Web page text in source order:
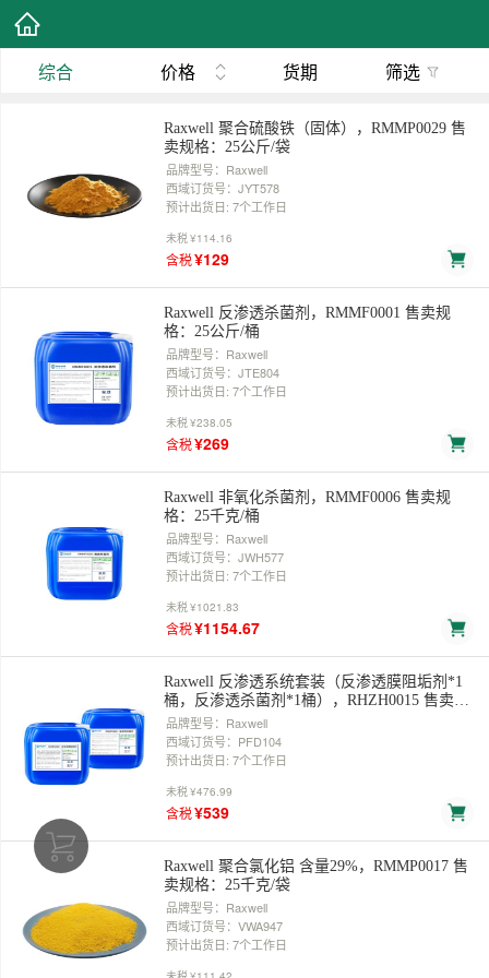
综合 价格 货期 筛选
Raxwell 聚合硫酸铁（固体），RMMP0029 售
卖规格：25公斤/袋
品牌型号：Raxwell
西域订货号：JYT578
预计出货日: 7个工作日
未税¥114.16
含税¥129
Raxwell 反渗透杀菌剂，RMMF0001 售卖规
格：25公斤/桶
品牌型号：Raxwell
西域订货号：JTE804
预计出货日: 7个工作日
未税¥238.05
含税¥269
Raxwell 非氧化杀菌剂，RMMF0006 售卖规
格：25千克/桶
品牌型号：Raxwell
西域订货号：JWH577
预计出货日: 7个工作日
未税¥1021.83
含税¥1154.67
Raxwell 反渗透系统套装（反渗透膜阻垢剂*1
桶，反渗透杀菌剂*1桶），RHZH0015 售卖规
格：50千克/套
品牌型号：Raxwell
西域订货号：PFD104
预计出货日: 7个工作日
未税¥476.99
含税¥539
Raxwell 聚合氯化铝 含量29%，RMMP0017 售
卖规格：25千克/袋
品牌型号：Raxwell
西域订货号：VWA947
预计出货日: 7个工作日